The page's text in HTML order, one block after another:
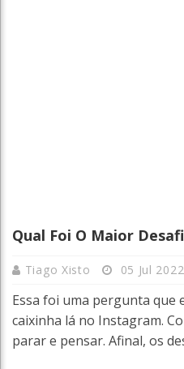
Qual Foi O Maior
Tiago Xisto 05 Jul 2022
Essa foi uma pergunta que
caixinha lá no Instagram.
parar e pensar. Afinal, os